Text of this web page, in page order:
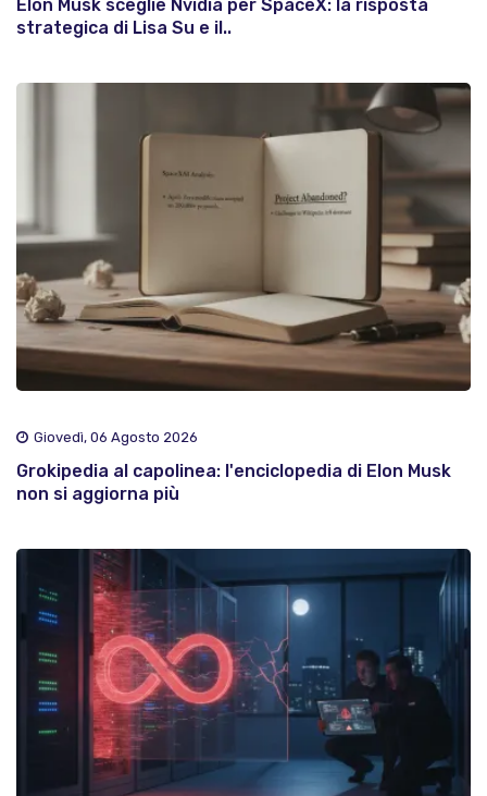
Elon Musk sceglie Nvidia per SpaceX: la risposta
strategica di Lisa Su e il..
Giovedì, 06 Agosto 2026
Grokipedia al capolinea: l'enciclopedia di Elon Musk
non si aggiorna più